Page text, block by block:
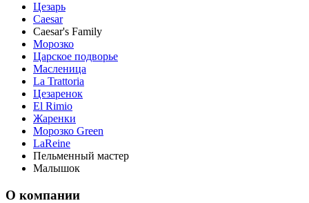
Цезарь
Caesar
Caesar's Family
Морозко
Царское подворье
Масленица
La Trattoria
Цезаренок
El Rimio
Жаренки
Морозко Green
LaReine
Пельменный мастер
Малышок
О компании